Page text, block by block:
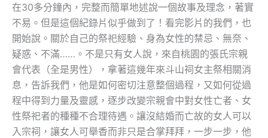
在30多分鐘內，完整而簡單地述說一個故事及理念，著實
不易。但是這個紀錄片似乎做到了！看完影片的我們，也
開始說。關於自己的祭祀經驗、身為女性的禁忌、無奈、
疑惑、不滿……。不是只有女人說，來自桃園的張氏宗親
會代表（全是男性），拿著這幾年來斗山祠女主祭相關消
息，告訴我們，他是如何密切注意整個過程，又如何從過
程中得到力量及靈感，逐步改變宗親會中對女性亡者、女
性祭祀者的種種不合理待遇。讓沒結婚而亡故的女人可以
入宗祠，讓女人可舉香而非只是合掌拜拜，一步一步，他